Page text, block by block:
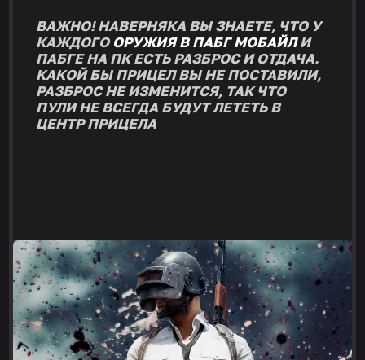
ВАЖНО! НАВЕРНЯКА ВЫ ЗНАЕТЕ, ЧТО У
КАЖДОГО ОРУЖИЯ В ПАБГ МОБАЙЛИ
ПАБГЕ НА ПК ЕСТЬ РАЗБРОС И ОТДАЧА.
КАКОЙ БЫ ПРИЦЕЛ ВЫ НЕ ПОСТАВИЛИ,
РАЗБРОС НЕ ИЗМЕНИТСЯ, ТАК ЧТО
ПУЛИ НЕ ВСЕГДА БУДУТ ЛЕТЕТЬ В
ЦЕНТР ПРИЦЕЛА